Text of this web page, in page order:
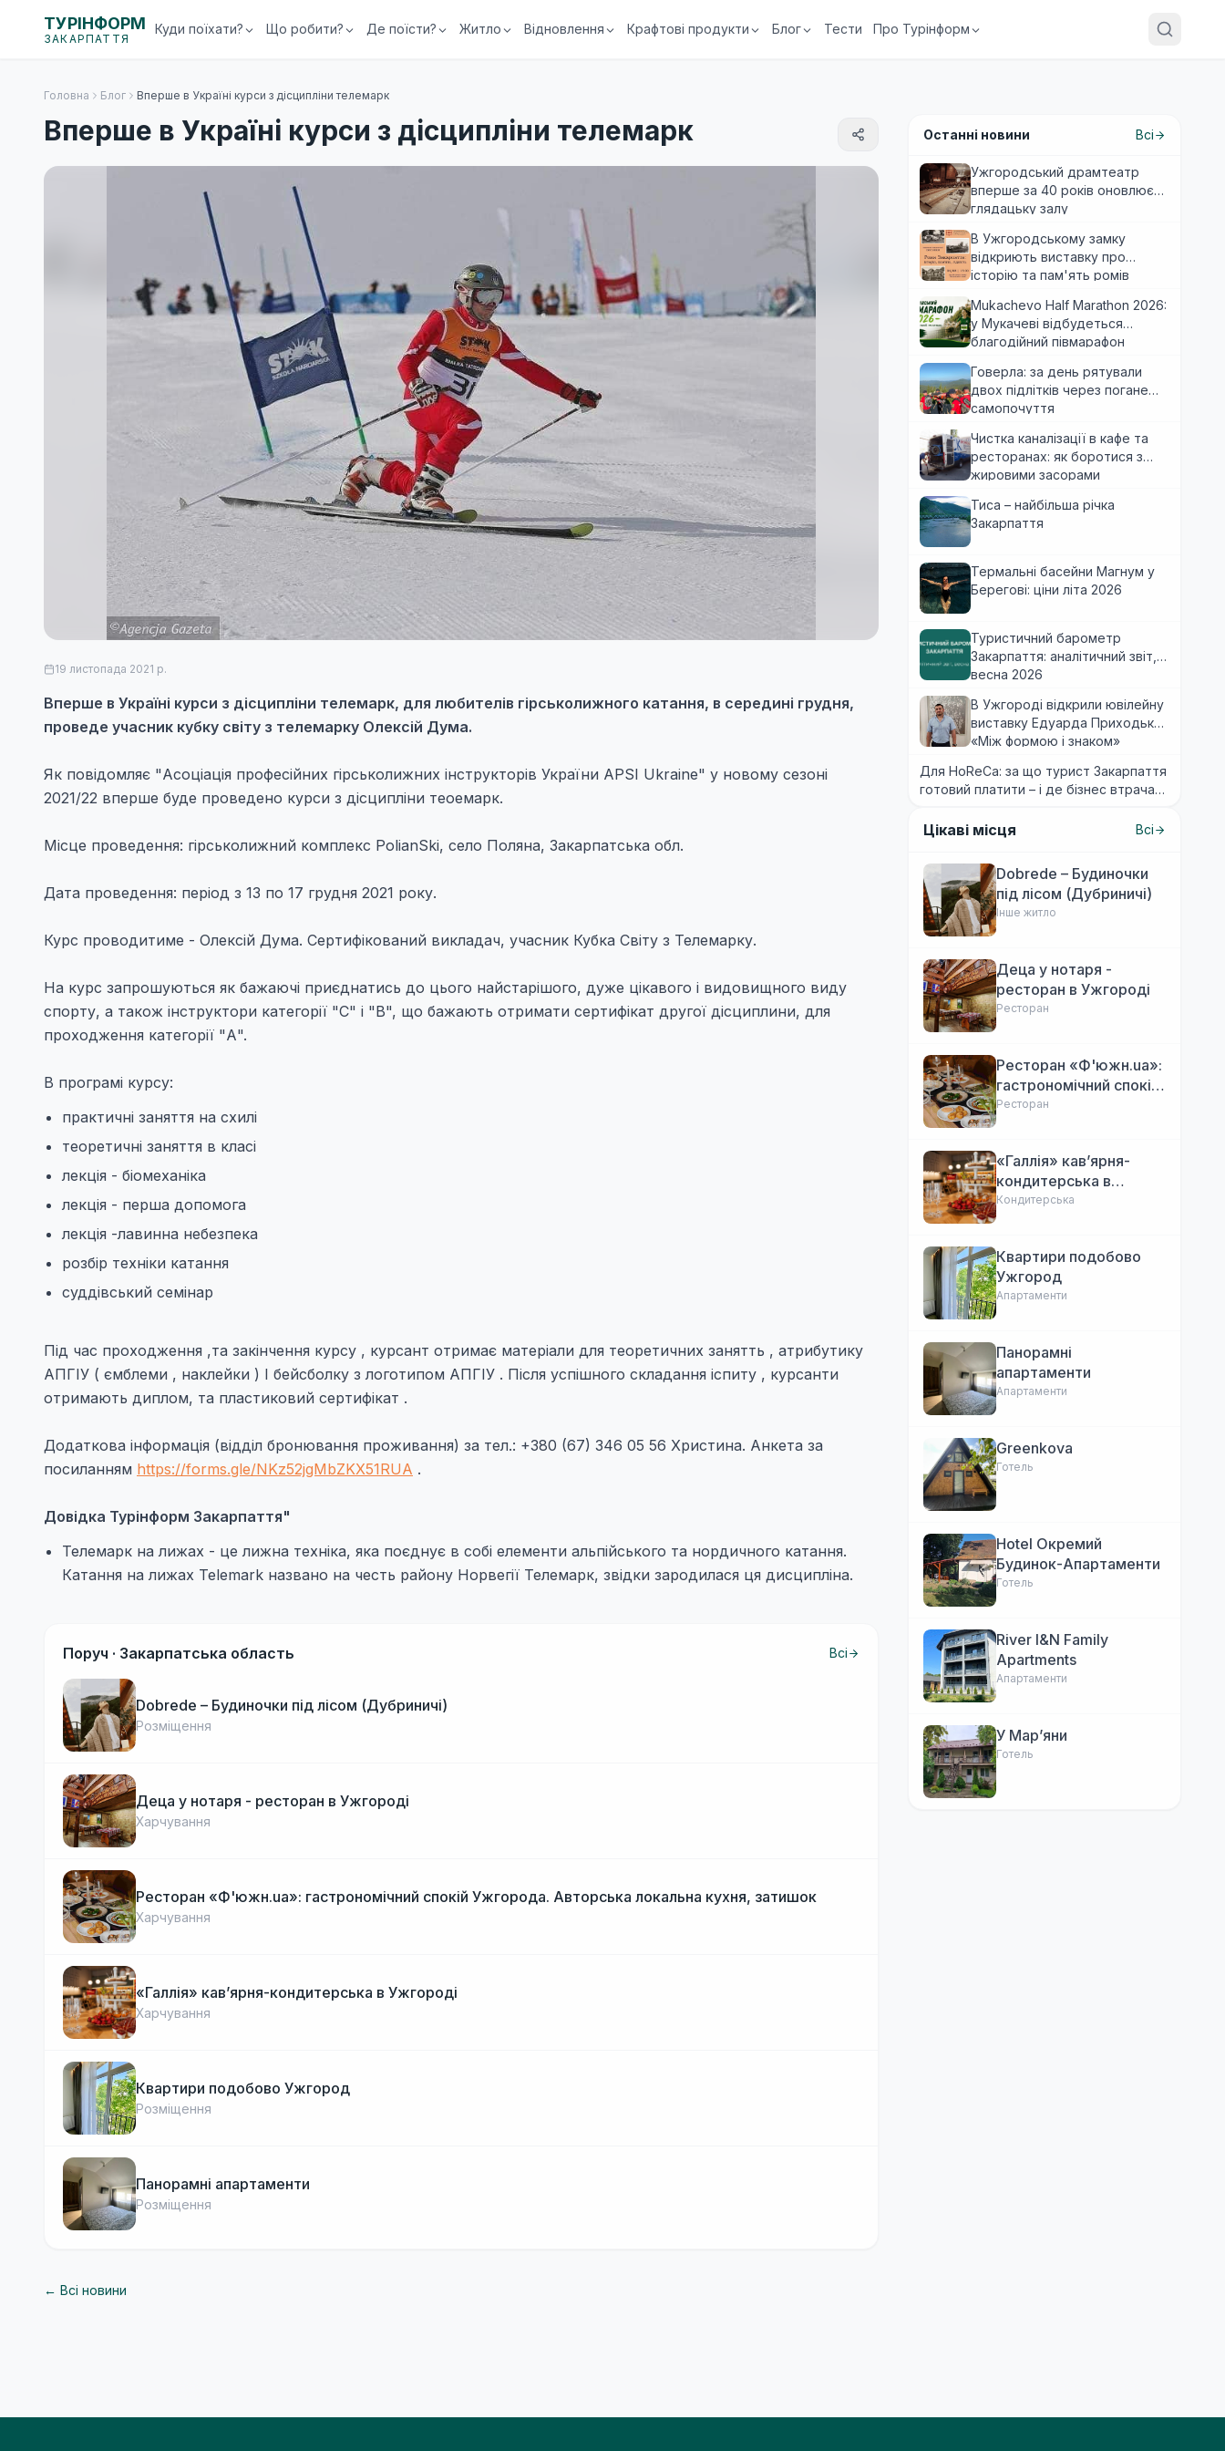
ТУРІНФОРМ
ЗАКАРПАТТЯ
Куди поїхати? Що робити? Де поїсти? Житло Відновлення Крафтові продукти Блог Тести Про Турінформ
Головна Блог Вперше в Україні курси з дісципліни телемарк
Вперше в Україні курси з дісципліни телемарк
19 листопада 2021 р.
Вперше в Україні курси з дісципліни телемарк, для любителів гірськолижного катання, в середині грудня,
проведе учасник кубку світу з телемарку Олексій Дума.
Як повідомляє "Асоціація професійних гірськолижних інструкторів України APSI Ukraine" у новому сезоні
2021/22 вперше буде проведено курси з дісципліни теоемарк.
Місце проведення: гірськолижний комплекс PolianSki, село Поляна, Закарпатська обл.
Дата проведення: період з 13 по 17 грудня 2021 року.
Курс проводитиме - Олексій Дума. Сертифікований викладач, учасник Кубка Світу з Телемарку.
На курс запрошуються як бажаючі приєднатись до цього найстарішого, дуже цікавого і видовищного виду
спорту, а також інструктори категорії "С" і "В", що бажають отримати сертифікат другої дісциплини, для
проходження категорії "А".
В програмі курсу:
практичні заняття на схилі
теоретичні заняття в класі
лекція - біомеханіка
лекція - перша допомога
лекція -лавинна небезпека
розбір техніки катання
суддівський семінар
Під час проходження ,та закінчення курсу , курсант отримає матеріали для теоретичних занятть , атрибутику
АПГІУ ( ємблеми , наклейки ) І бейсболку з логотипом АПГІУ . Після успішного складання іспиту , курсанти
отримають диплом, та пластиковий сертифікат .
Додаткова інформація (відділ бронювання проживання) за тел.: +380 (67) 346 05 56 Христина. Анкета за
посиланням https://forms.gle/NKz52jgMbZKX51RUA .
Довідка Турінформ Закарпаття"
Телемарк на лижах - це лижна техніка, яка поєднує в собі елементи альпійського та нордичного катання.
Катання на лижах Telemark названо на честь району Норвегії Телемарк, звідки зародилася ця дисципліна.
Поруч · Закарпатська область Всі
Dobrede – Будиночки під лісом (Дубриничі)
Розміщення
Деца у нотаря - ресторан в Ужгороді
Харчування
Ресторан «Ф'южн.ua»: гастрономічний спокій Ужгорода. Авторська локальна кухня, затишок
Харчування
«Галлія» кав’ярня-кондитерська в Ужгороді
Харчування
Квартири подобово Ужгород
Розміщення
Панорамні апартаменти
Розміщення
← Всі новини
Останні новини Всі
Ужгородський драмтеатр
вперше за 40 років оновлює
глядацьку залу
В Ужгородському замку
відкриють виставку про
історію та пам'ять ромів
Mukachevo Half Marathon 2026:
у Мукачеві відбудеться
благодійний півмарафон
Говерла: за день рятували
двох підлітків через погане
самопочуття
Чистка каналізації в кафе та
ресторанах: як боротися з
жировими засорами
Тиса – найбільша річка
Закарпаття
Термальні басейни Магнум у
Берегові: ціни літа 2026
Туристичний барометр
Закарпаття: аналітичний звіт,
весна 2026
В Ужгороді відкрили ювілейну
виставку Едуарда Приходька
«Між формою і знаком»
Для HoReCa: за що турист Закарпаття
готовий платити – і де бізнес втрачає
Цікаві місця Всі
Dobrede – Будиночки
під лісом (Дубриничі)
Інше житло
Деца у нотаря -
ресторан в Ужгороді
Ресторан
Ресторан «Ф'южн.ua»:
гастрономічний спокій
Ужгорода. Авторська
Ресторан
«Галлія» кав’ярня-
кондитерська в
Ужгороді
Кондитерська
Квартири подобово
Ужгород
Апартаменти
Панорамні
апартаменти
Апартаменти
Greenkova
Готель
Hotel Окремий
Будинок-Апартаменти
Готель
River I&N Family
Apartments
Апартаменти
У Марʼяни
Готель